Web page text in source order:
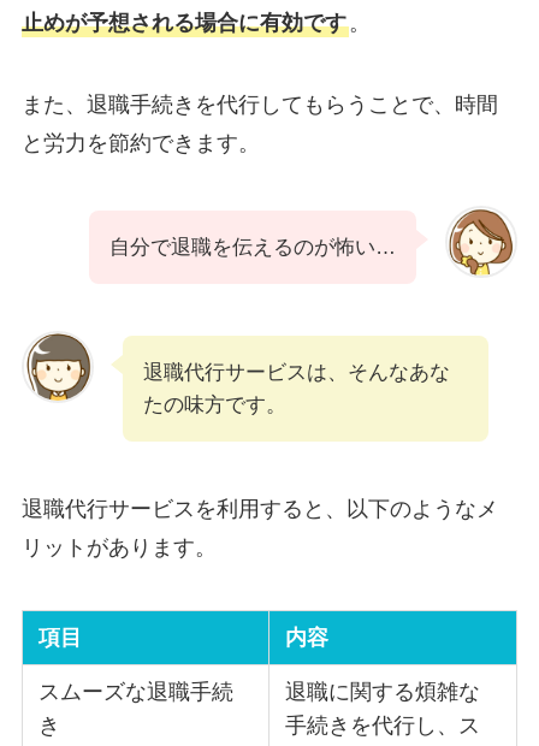
止めが予想される場合に有効です。
また、退職手続きを代行してもらうことで、時間
と労力を節約できます。
自分で退職を伝えるのが怖い…
退職代行サービスは、そんなあな
たの味方です。
退職代行サービスを利用すると、以下のようなメ
リットがあります。
項目 内容
スムーズな退職手続
き
退職に関する煩雑な
手続きを代行し、ス